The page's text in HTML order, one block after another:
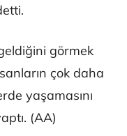
görmek
çok daha
yaşamasını
(AA)